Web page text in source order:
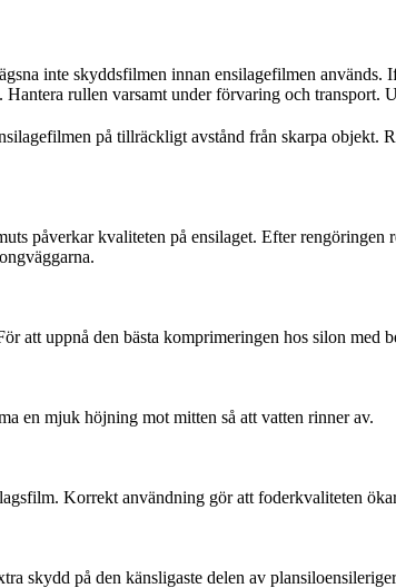
inte skyddsfilmen innan ensilagefilmen
rullen varsamt under förvaring och
på tillräckligt avstånd från skarpa objekt.
påverkar kvaliteten på ensilaget. Efter
att uppnå den bästa komprimeringen hos silon med
en mjuk höjning mot mitten så att vatten rinner av.
Korrekt användning gör att foderkvaliteten
skydd på den känsligaste delen av